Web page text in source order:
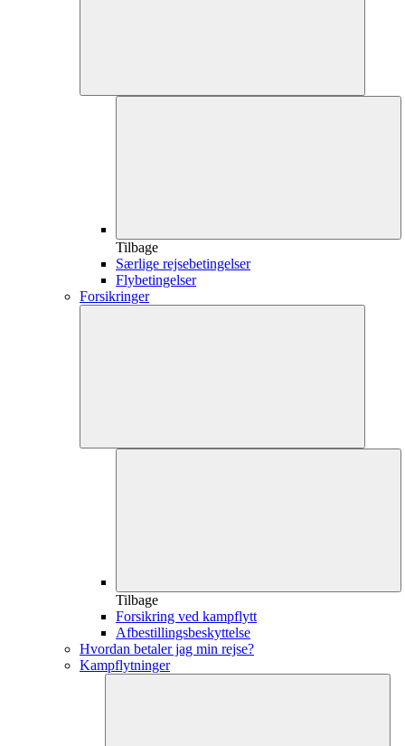
Tilbage
Særlige rejsebetingelser
Flybetingelser
Forsikringer
Tilbage
Forsikring ved kampflytt
Afbestillingsbeskyttelse
Hvordan betaler jag min rejse?
Kampflytninger